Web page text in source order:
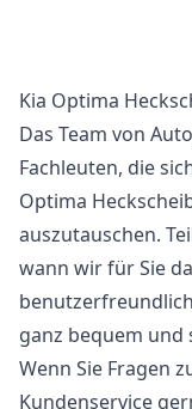
Kia Optima
Das Team von
Fachleuten, die
Optima
auszutauschen.
wann wir für Sie
ganz bequem und
Wenn Sie Fragen
Kundenservice